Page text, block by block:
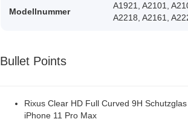
Modellnummer
A1921, A2101,
A2218, A2161,
Bullet Points
Rixus Clear HD Full Curved 9H
iPhone 11 Pro Max